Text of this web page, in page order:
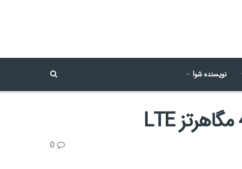
نویسنده شو!